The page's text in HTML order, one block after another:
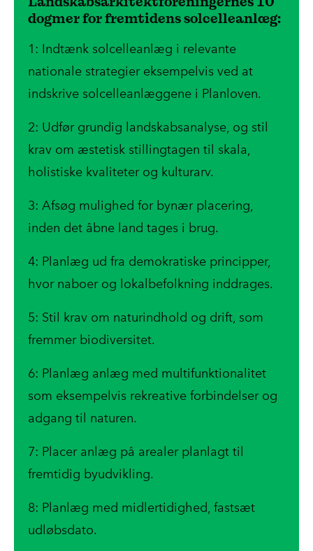
dogmer for fremtidens solcelleanlæg:
1: Indtænk solcelleanlæg i relevante
nationale strategier eksempelvis ved at
indskrive solcelleanlæggene i Planloven.
2: Udfør grundig landskabsanalyse, og stil
krav om æstetisk stillingtagen til skala,
holistiske kvaliteter og kulturarv.
3: Afsøg mulighed for bynær placering,
inden det åbne land tages i brug.
4: Planlæg ud fra demokratiske principper,
hvor naboer og lokalbefolkning inddrages.
5: Stil krav om naturindhold og drift, som
fremmer biodiversitet.
6: Planlæg anlæg med multifunktionalitet
som eksempelvis rekreative forbindelser og
adgang til naturen.
7: Placer anlæg på arealer planlagt til
fremtidig byudvikling.
8: Planlæg med midlertidighed, fastsæt
udløbsdato.